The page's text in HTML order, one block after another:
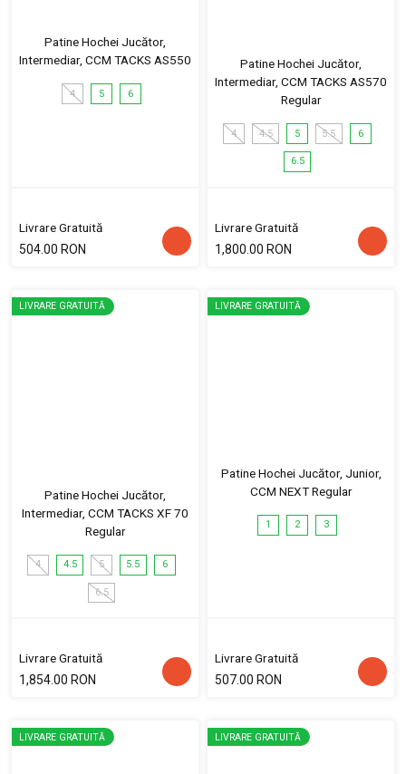
Patine Hochei Jucător,
Intermediar, CCM TACKS AS550
4 5 6
Livrare Gratuită
504.00 RON
Patine Hochei Jucător,
Intermediar, CCM TACKS AS570
Regular
4 4.5 5 5.5 6
6.5
Livrare Gratuită
1,800.00 RON
LIVRARE GRATUITĂ
Patine Hochei Jucător,
Intermediar, CCM TACKS XF 70
Regular
4 4.5 5 5.5 6
6.5
Livrare Gratuită
1,854.00 RON
LIVRARE GRATUITĂ
Patine Hochei Jucător, Junior,
CCM NEXT Regular
1 2 3
Livrare Gratuită
507.00 RON
LIVRARE GRATUITĂ LIVRARE GRATUITĂ